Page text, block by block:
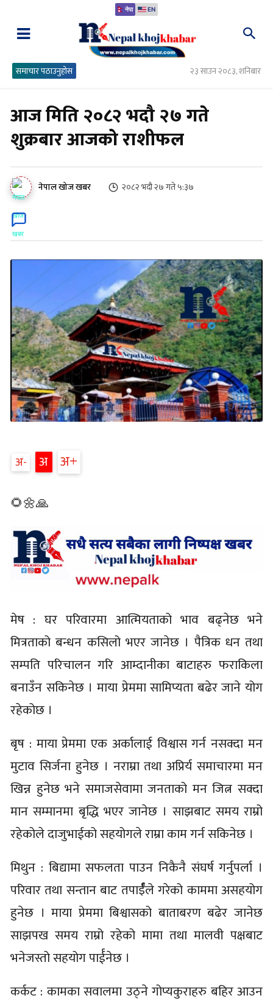
नेपा EN
समाचार पठाउनुहोस २३ साउन २०८३, शनिबार
आज मिति २०८२ भदौ २७ गते
शुक्रबार आजको राशीफल
नेपाल खोज खबर २०८२ भदौ २७ गते ५:३७
अ अ अ
🌻🌼🙏
मेष : घर परिवारमा आत्मियताको भाव बढ्नेछ भने
मित्रताको बन्धन कसिलो भएर जानेछ । पैत्रिक धन तथा
सम्पति परिचालन गरि आम्दानीका बाटाहरु फराकिला
बनाउँन सकिनेछ । माया प्रेममा सामिप्यता बढेर जाने योग
रहेकोछ ।
बृष : माया प्रेममा एक अर्कालाई विश्वास गर्न नसक्दा मन
मुटाव सिर्जना हुनेछ । नराम्रा तथा अप्रिर्य समाचारमा मन
खिन्न हुनेछ भने समाजसेवामा जनताको मन जित्न सक्दा
मान सम्मानमा बृद्धि भएर जानेछ । साझबाट समय राम्रो
रहेकोले दाजुभाईको सहयोगले राम्रा काम गर्न सकिनेछ ।
मिथुन : बिद्यामा सफलता पाउन निकैनै संघर्ष गर्नुपर्ला ।
परिवार तथा सन्तान बाट तपार्ईँले गरेको काममा असहयोग
हुनेछ । माया प्रेममा बिश्वासको बाताबरण बढेर जानेछ
साझपख समय राम्रो रहेको मामा तथा मालवी पक्षबाट
भनेजस्तो सहयोग पार्ईनेछ ।
कर्कट : कामका सवालमा उठ्ने गोप्यकुराहरु बहिर आउन